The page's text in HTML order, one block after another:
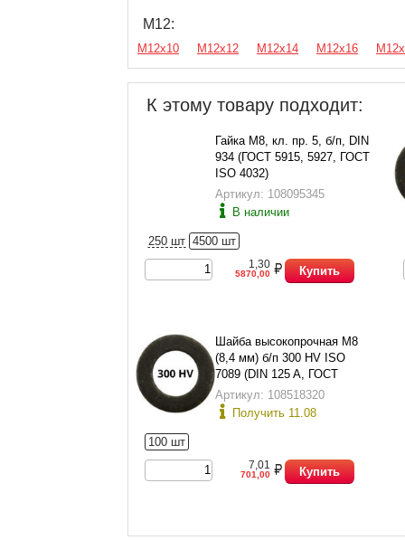
М12:
М12х10 М12х12 М12х14 М12х16
К этому товару подходит:
Гайка М8, кл. пр. 5, б/п, DIN
934 (ГОСТ 5915, 5927, ГОСТ
ISO 4032)
Артикул: 108095345
В наличии
250 шт 4500 шт
1,30
5870,00 Купить
Шайба высокопрочная М8
(8,4 мм) б/п 300 HV ISO
7089 (DIN 125 A, ГОСТ
11371-78 исп.1)
Артикул: 108518320
Получить 11.08
100 шт
7,01
701,00 Купить